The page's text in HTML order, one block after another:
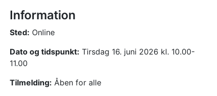
Information
Sted: Online
Dato og tidspunkt: Tirsdag 16. juni 2026 kl. 10.00-
11.00
Tilmelding: Åben for alle